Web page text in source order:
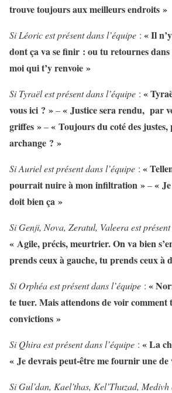
trouve toujours aux meilleurs endroits »
Si Léoric est présent dans l’équipe : « Il
dont ça va se finir : ou tu retournes dans
moi qui t’y renvoie »
Si Tyraël est présent dans l’équipe : «
vous ici ? »–« Justice sera rendu, par
griffes »–« Toujours du coté des justes,
archange ? »
Si Auriel est présent dans l’équipe : «
pourrait nuire à mon infiltration »–«
doit bien ça »
Si Genji, Nova, Zeratul, Valeera est présent
« Agile, précis, meurtrier. On va bien
prends ceux à gauche, tu prends ceux à
Si Orphéa est présent dans l’équipe : «
te tuer. Mais attendons de voir comment
convictions »
Si Qhira est présent dans l’équipe : « La
« Je devrais peut-être me fournir une de
Si Gul’dan, Kael’thas, Kel’Thuzad, Medivh